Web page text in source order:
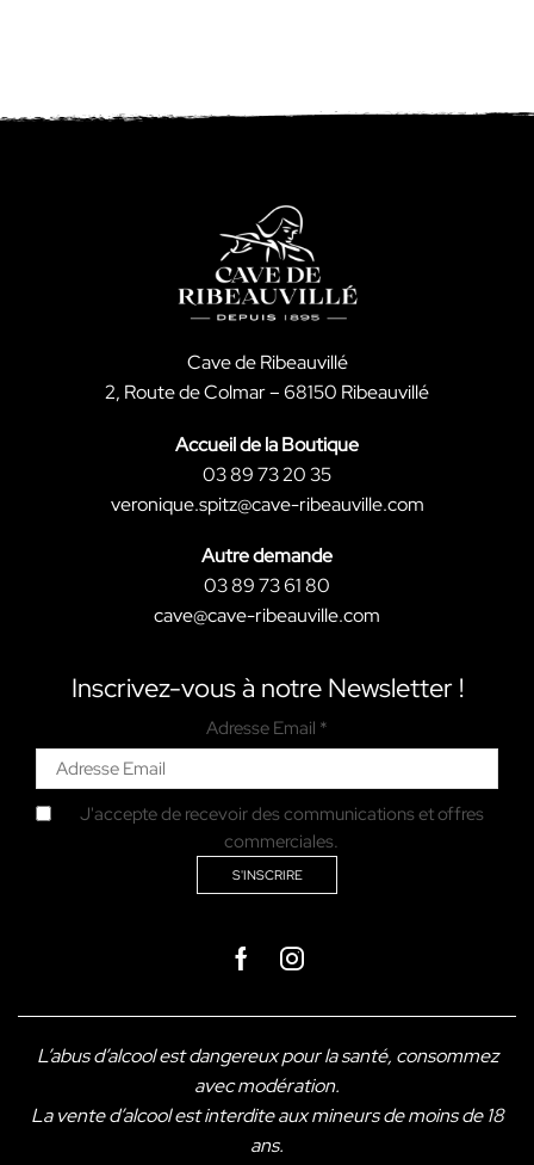
Cave de Ribeauvillé
2, Route de Colmar – 68150 Ribeauvillé
Accueil de la Boutique
03 89 73 20 35
veronique.spitz@cave-ribeauville.com
Autre demande
03 89 73 61 80
cave@cave-ribeauville.com
Inscrivez-vous à notre Newsletter !
Adresse Email *
J'accepte de recevoir des communications et offres
commerciales.
FacebookInstagram
L’abus d’alcool est dangereux pour la santé, consommez
avec modération.
La vente d’alcool est interdite aux mineurs de moins de 18
ans.